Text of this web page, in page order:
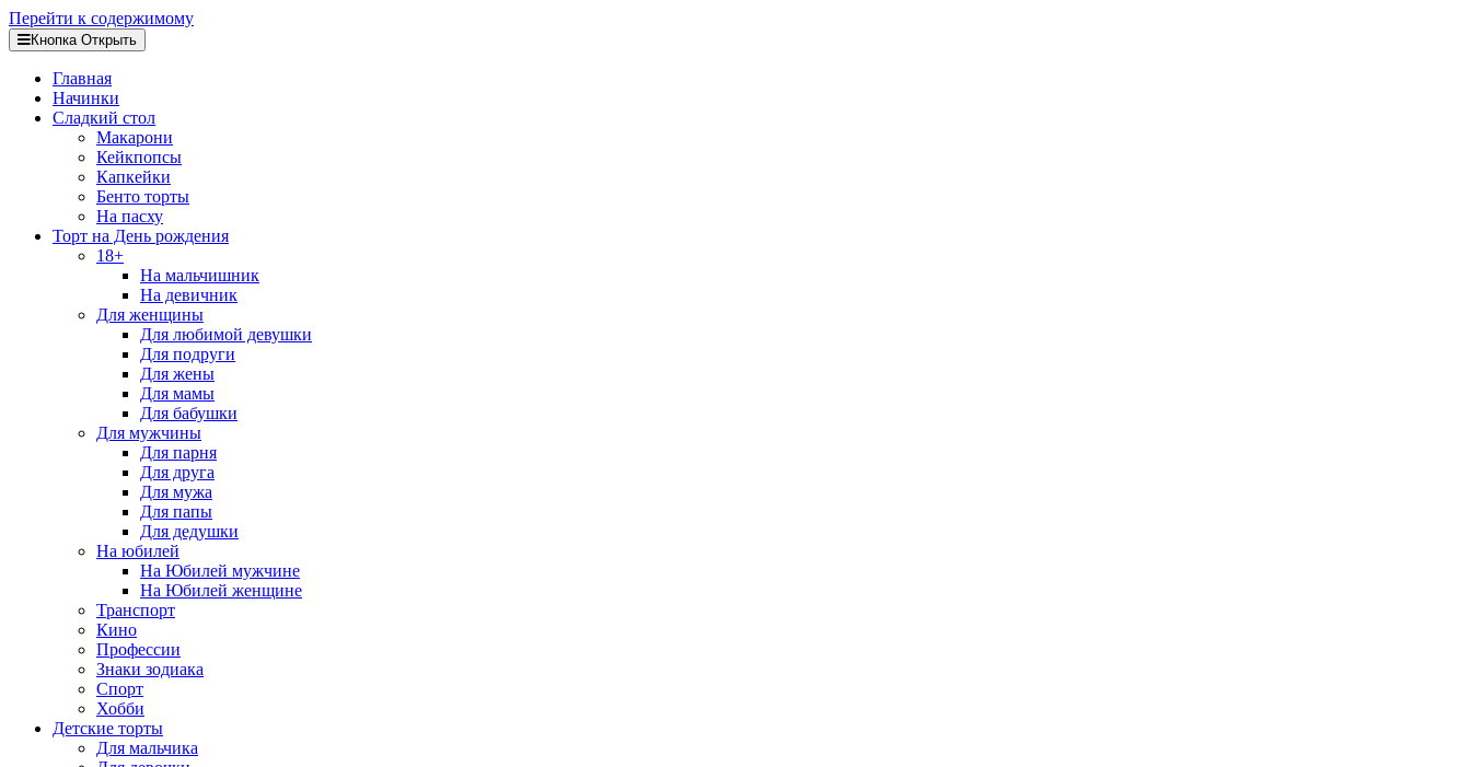
Перейти к содержимому
Кнопка Открыть
Главная
Начинки
Сладкий стол
Макарони
Кейкпопсы
Капкейки
Бенто торты
На пасху
Торт на День рождения
18+
На мальчишник
На девичник
Для женщины
Для любимой девушки
Для подруги
Для жены
Для мамы
Для бабушки
Для мужчины
Для парня
Для друга
Для мужа
Для папы
Для дедушки
На юбилей
На Юбилей мужчине
На Юбилей женщине
Транспорт
Кино
Профессии
Знаки зодиака
Спорт
Хобби
Детские торты
Для мальчика